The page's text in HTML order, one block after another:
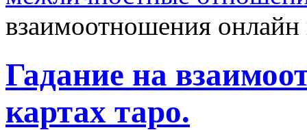
взаимоотношения онлайн
Гадание на
картах таро.